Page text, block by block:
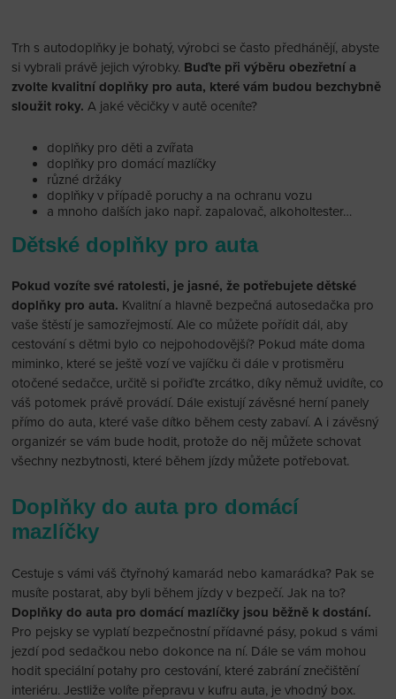
Trh s autodoplňky je bohatý, výrobci se často předhánějí, abyste
si vybrali právě jejich výrobky. Buďte při výběru obezřetní a
zvolte kvalitní doplňky pro auta, které vám budou bezchybně
sloužit roky. A jaké věcičky v autě oceníte?
doplňky pro děti a zvířata
doplňky pro domácí mazlíčky
různé držáky
doplňky v případě poruchy a na ochranu vozu
a mnoho dalších jako např. zapalovač, alkoholtester…
Dětské doplňky pro auta
Pokud vozíte své ratolesti, je jasné, že potřebujete dětské
doplňky pro auta. Kvalitní a hlavně bezpečná autosedačka pro
vaše štěstí je samozřejmostí. Ale co můžete pořídit dál, aby
cestování s dětmi bylo co nejpohodovější? Pokud máte doma
miminko, které se ještě vozí ve vajíčku či dále v protisměru
otočené sedačce, určitě si pořiďte zrcátko, díky němuž uvidíte, co
váš potomek právě provádí. Dále existují závěsné herní panely
přímo do auta, které vaše dítko během cesty zabaví. A i závěsný
organizér se vám bude hodit, protože do něj můžete schovat
všechny nezbytnosti, které během jízdy můžete potřebovat.
Doplňky do auta pro domácí
mazlíčky
Cestuje s vámi váš čtyřnohý kamarád nebo kamarádka? Pak se
musíte postarat, aby byli během jízdy v bezpečí. Jak na to?
Doplňky do auta pro domácí mazlíčky jsou běžně k dostání.
Pro pejsky se vyplatí bezpečnostní přídavné pásy, pokud s vámi
jezdí pod sedačkou nebo dokonce na ní. Dále se vám mohou
hodit speciální potahy pro cestování, které zabrání znečištění
interiéru. Jestliže volíte přepravu v kufru auta, je vhodný box.